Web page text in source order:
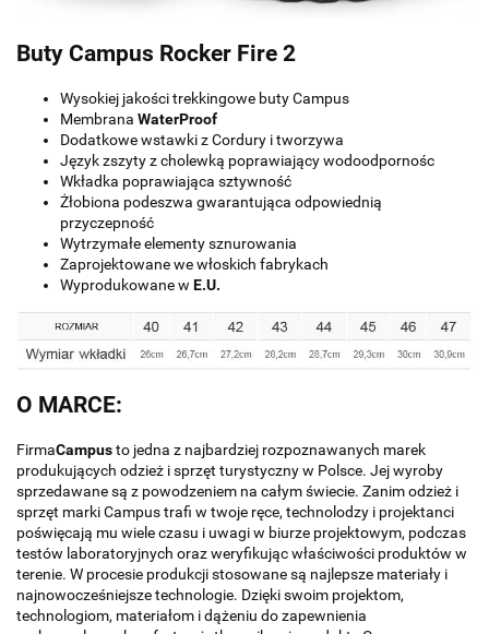
Buty Campus Rocker Fire 2
Wysokiej jakości trekkingowe buty Campus
Membrana WaterProof
Dodatkowe wstawki z Cordury i tworzywa
Język zszyty z cholewką poprawiający wodoodpornośc
Wkładka poprawiająca sztywność
Żłobiona podeszwa gwarantująca odpowiednią
przyczepność
Wytrzymałe elementy sznurowania
Zaprojektowane we włoskich fabrykach
Wyprodukowane w E.U.
O MARCE:
FirmaCampusto jedna z najbardziej rozpoznawanych marek
produkujących odzież i sprzęt turystyczny w Polsce. Jej wyroby
sprzedawane są z powodzeniem na całym świecie. Zanim odzież i
sprzęt marki Campus trafi w twoje ręce, technolodzy i projektanci
poświęcają mu wiele czasu i uwagi w biurze projektowym, podczas
testów laboratoryjnych oraz weryfikując właściwości produktów w
terenie. W procesie produkcji stosowane są najlepsze materiały i
najnowocześniejsze technologie. Dzięki swoim projektom,
technologiom, materiałom i dążeniu do zapewnienia